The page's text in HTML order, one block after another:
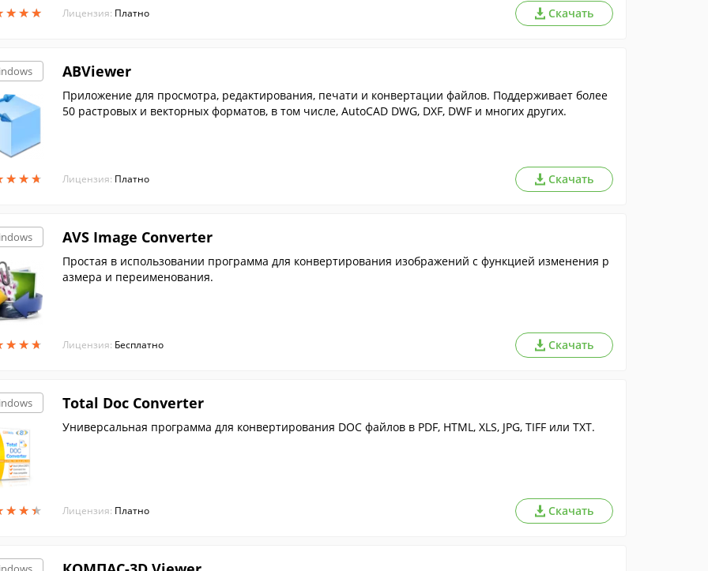
★★★
★★★ Лицензия: Платно Скачать
★★★
★★★
ABViewer
Приложение для просмотра, редактирования, печати и конвертации файлов. Поддерживает более
50 растровых и векторных форматов, в том числе, AutoCAD DWG, DXF, DWF и многих других.
Лицензия: Платно Скачать
★★★
★★★
AVS Image Converter
Простая в использовании программа для конвертирования изображений с функцией изменения р
азмера и переименования.
Лицензия: Бесплатно Скачать
★★★
★★★
Total Doc Converter
Универсальная программа для конвертирования DOC файлов в PDF, HTML, XLS, JPG, TIFF или TXT.
Лицензия: Платно Скачать